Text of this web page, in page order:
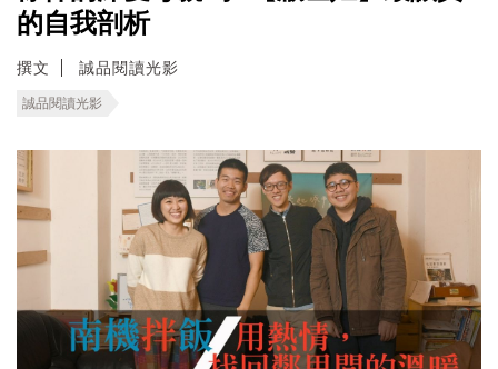
的自我剖析
撰文 誠品閱讀光影
誠品閱讀光影